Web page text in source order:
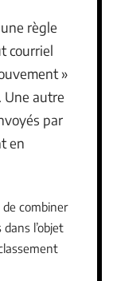
règle
courriel
»
Une autre
par
en
combiner
l’objet